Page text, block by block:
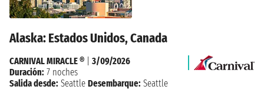
Alaska: Estados Unidos, Canada
CARNIVAL MIRACLE ®
3/09/2026
Duración: 7 noches
Salida desde: Seattle Desembarque: Seattle